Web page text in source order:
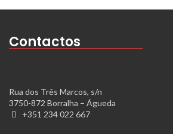
Contactos
Rua dos Três Marcos, s/n
3750-872 Borralha – Águeda
+351 234 022 667